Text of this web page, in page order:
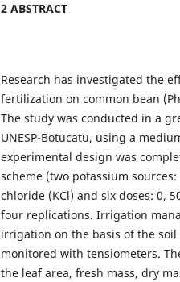
2 ABSTRACT
Research has investigated the
fertilization on common bean
The study was conducted in a
UNESP-Botucatu, using a
experimental design was
scheme (two potassium
chloride (KCl) and six doses: 0,
four replications. Irrigation
irrigation on the basis of the
monitored with tensiometers.
the leaf area, fresh mass, dry